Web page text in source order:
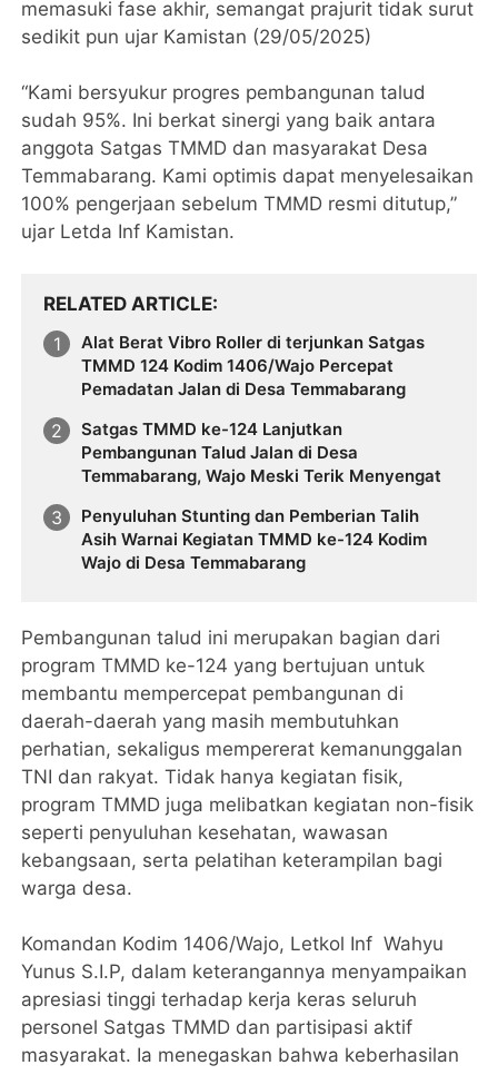
memasuki fase akhir, semangat prajurit tidak surut
sedikit pun ujar Kamistan (29/05/2025)
“Kami bersyukur progres pembangunan talud
sudah 95%. Ini berkat sinergi yang baik antara
anggota Satgas TMMD dan masyarakat Desa
Temmabarang. Kami optimis dapat menyelesaikan
100% pengerjaan sebelum TMMD resmi ditutup,”
ujar Letda Inf Kamistan.
RELATED ARTICLE
Alat Berat Vibro Roller di terjunkan Satgas
TMMD 124 Kodim 1406/Wajo Percepat
Pemadatan Jalan di Desa Temmabarang
Satgas TMMD ke-124 Lanjutkan
Pembangunan Talud Jalan di Desa
Temmabarang, Wajo Meski Terik Menyengat
Penyuluhan Stunting dan Pemberian Talih
Asih Warnai Kegiatan TMMD ke-124 Kodim
Wajo di Desa Temmabarang
Pembangunan talud ini merupakan bagian dari
program TMMD ke-124 yang bertujuan untuk
membantu mempercepat pembangunan di
daerah-daerah yang masih membutuhkan
perhatian, sekaligus mempererat kemanunggalan
TNI dan rakyat. Tidak hanya kegiatan fisik,
program TMMD juga melibatkan kegiatan non-fisik
seperti penyuluhan kesehatan, wawasan
kebangsaan, serta pelatihan keterampilan bagi
warga desa.
Komandan Kodim 1406/Wajo, Letkol Inf Wahyu
Yunus S.I.P, dalam keterangannya menyampaikan
apresiasi tinggi terhadap kerja keras seluruh
personel Satgas TMMD dan partisipasi aktif
masyarakat. Ia menegaskan bahwa keberhasilan